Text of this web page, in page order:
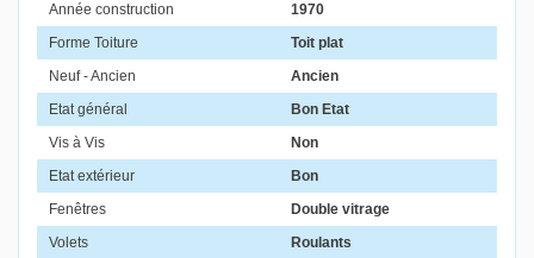
Année construction
1970
Forme Toiture
Toit plat
Neuf - Ancien
Ancien
Etat général
Bon Etat
Vis à Vis
Non
Etat extérieur
Bon
Fenêtres
Double vitrage
Volets
Roulants